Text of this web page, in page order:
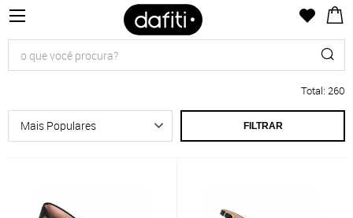
Total: 260
FILTRAR